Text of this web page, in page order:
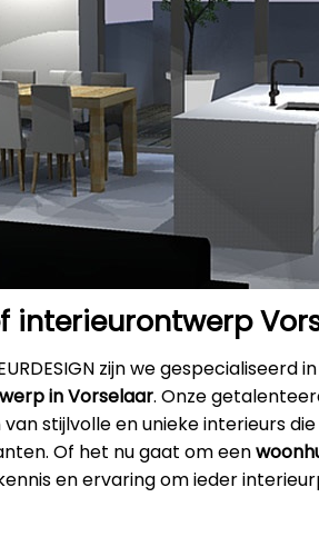
interieurontwerp
zijn we
in Vorselaar. Onze
stijlvolle en unieke interieurs
Of het nu gaat om een
en ervaring om ieder